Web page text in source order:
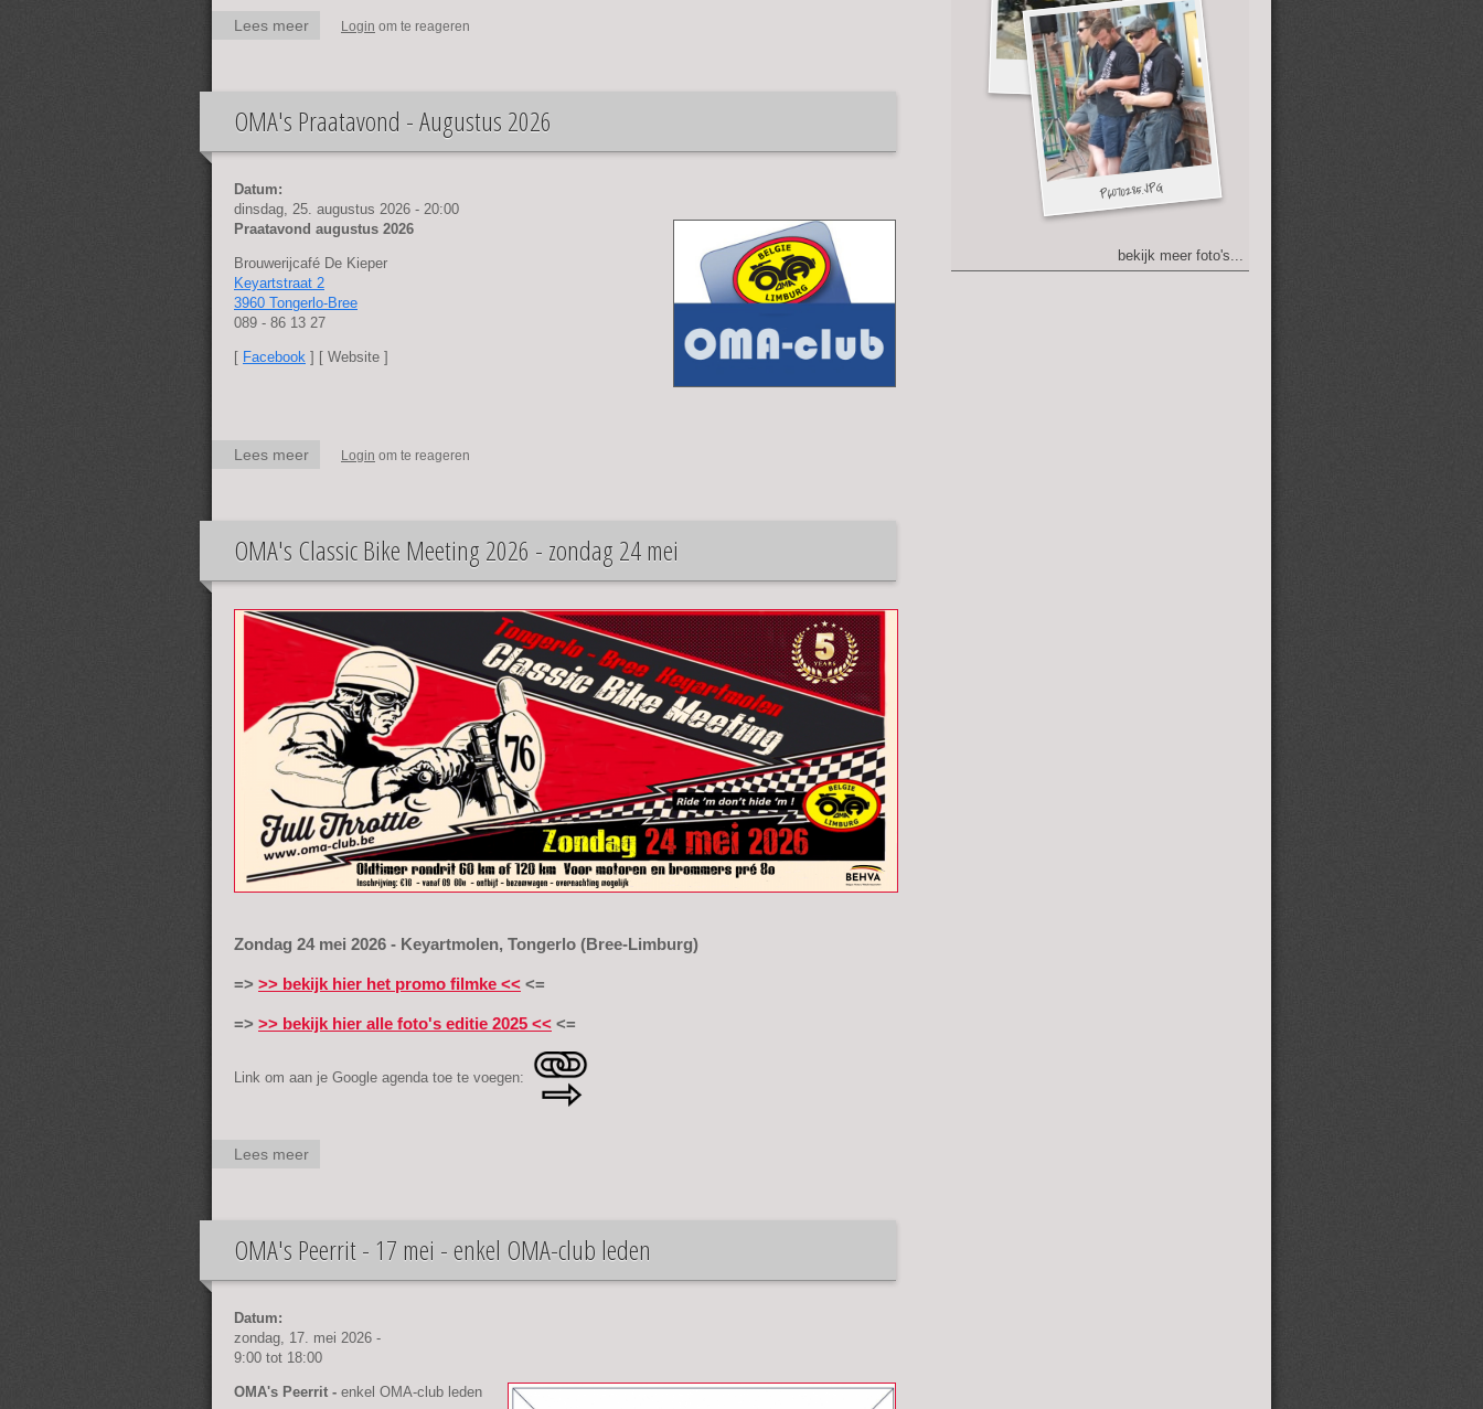
Lees meer over OMA's XL
Login om te reageren
OMA's Praatavond - Augustus 2026
Datum:
dinsdag, 25. augustus 2026 - 20:00
Praatavond augustus 2026
Brouwerijcafé De Kieper
Keyartstraat 2
3960 Tongerlo-Bree
089 - 86 13 27
[ Facebook ] [ Website ]
Lees meer over OMA's
Login om te reageren
OMA's Classic Bike Meeting 2026 - zondag 24 mei
Zondag 24 mei 2026 - Keyartmolen, Tongerlo (Bree-Limburg)
=> >> bekijk hier het promo filmke << <=
=> >> bekijk hier alle foto's editie 2025 << <=
Link om aan je Google agenda toe te voegen:
Lees meer
Meeting
2026 -
zondag
OMA's Peerrit - 17 mei - enkel OMA-club leden
Datum:
zondag, 17. mei 2026 -
9:00 tot 18:00
OMA's Peerrit - enkel OMA-club leden
bekijk meer foto's...